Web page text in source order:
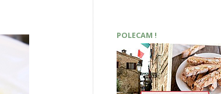
POLECAM !